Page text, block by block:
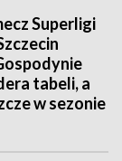
Superligi
tabeli, a
w sezonie